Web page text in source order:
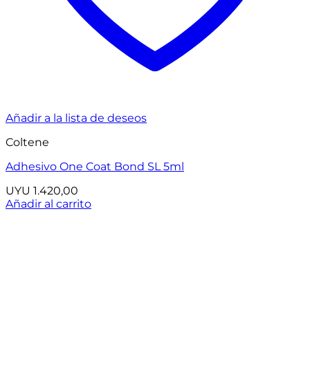
Añadir a la lista de deseos
Coltene
Adhesivo One Coat Bond SL 5ml
UYU 1.420,00
Añadir al carrito